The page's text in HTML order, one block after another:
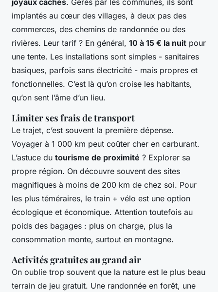
implantés au cœur des villages, à deux pas des
commerces, des chemins de randonnée ou des
rivières. Leur tarif ? En général, 10 à 15 € la nuit pour
une tente. Les installations sont simples - sanitaires
basiques, parfois sans électricité - mais propres et
fonctionnelles. C’est là qu’on croise les habitants,
qu’on sent l’âme d’un lieu.
Limiter ses frais de transport
Le trajet, c’est souvent la première dépense.
Voyager à 1 000 km peut coûter cher en carburant.
L’astuce du tourisme de proximité ? Explorer sa
propre région. On découvre souvent des sites
magnifiques à moins de 200 km de chez soi. Pour
les plus téméraires, le train + vélo est une option
écologique et économique. Attention toutefois au
poids des bagages : plus on charge, plus la
consommation monte, surtout en montagne.
Activités gratuites au grand air
On oublie trop souvent que la nature est le plus beau
terrain de jeu gratuit. Une randonnée en forêt, une